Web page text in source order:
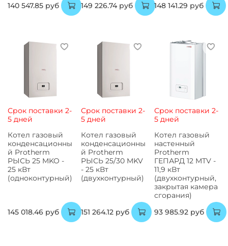
140 547.85 руб
149 226.74 руб
148 141.29 руб
Срок поставки 2-
5 дней
Котел газовый
конденсационны
й Protherm
РЫСЬ 25 MKO -
25 кВт
(одноконтурный)
145 018.46 руб
Срок поставки 2-
5 дней
Котел газовый
конденсационны
й Protherm
РЫСЬ 25/30 MKV
- 25 кВт
(двухконтурный)
151 264.12 руб
Срок поставки 2-
5 дней
Котел газовый
настенный
Protherm
ГЕПАРД 12 MTV -
11,9 кВт
(двухконтурный,
закрытая камера
сгорания)
93 985.92 руб